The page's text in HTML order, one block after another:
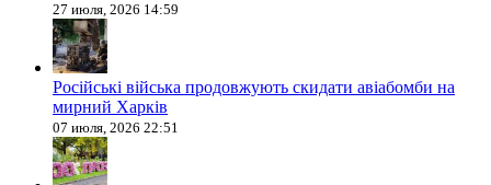
27 июля, 2026 14:59
Російські війська продовжують скидати авіабомби на
мирний Харків
07 июля, 2026 22:51